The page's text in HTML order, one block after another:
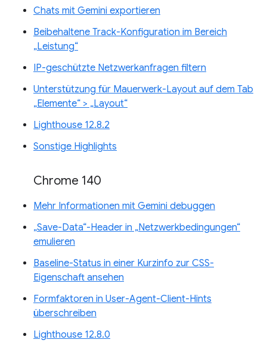
Chats mit Gemini exportieren
Beibehaltene Track-Konfiguration im Bereich
„Leistung“
IP-geschützte Netzwerkanfragen filtern
Unterstützung für Mauerwerk-Layout auf dem Tab
„Elemente“ > „Layout“
Lighthouse 12.8.2
Sonstige Highlights
Chrome 140
Mehr Informationen mit Gemini debuggen
„Save-Data“-Header in „Netzwerkbedingungen“
emulieren
Baseline-Status in einer Kurzinfo zur CSS-
Eigenschaft ansehen
Formfaktoren in User-Agent-Client-Hints
überschreiben
Lighthouse 12.8.0